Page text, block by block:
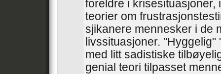
foreldre i krisesituasjoner,
teorier om
sjikanere mennesker i de
livssituasjoner.
med litt sadistiske
genial teori tilpasset